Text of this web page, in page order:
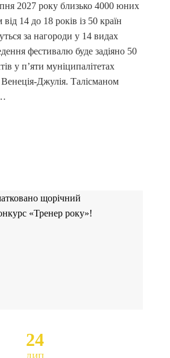
2027 року близько 4000 юних
14 до 18 років із 50 країн
за нагороди у 14 видах
фестивалю буде задіяно 50
у п’яти муніципалітетах
Джулія. Талісманом
24